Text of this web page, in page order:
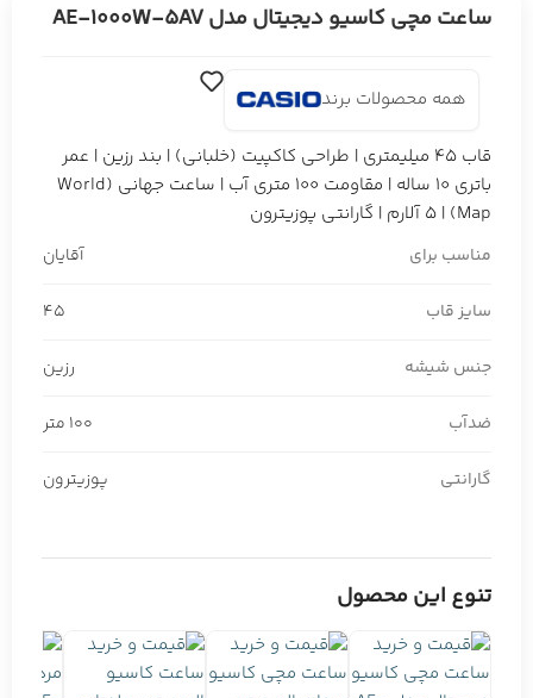
ساعت مچی کاسیو دیجیتال مدل AE-1000W-5AV
همه محصولات برند
قاب 45 میلیمتری | طراحی کاکپیت (خلبانی) | بند رزین | عمر
باتری 10 ساله | مقاومت 100 متری آب | ساعت جهانی (World
Map) | 5 آلارم | گارانتی پوزیترون
مناسب برای آقایان
سایز قاب 45
جنس شیشه رزین
ضدآب 100 متر
گارانتی پوزیترون
تنوع این محصول